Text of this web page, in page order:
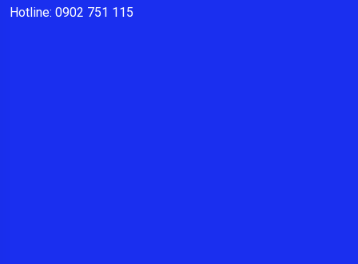
Hotline: 0902 751 115